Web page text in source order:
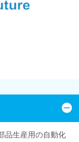
品生産用の自動化